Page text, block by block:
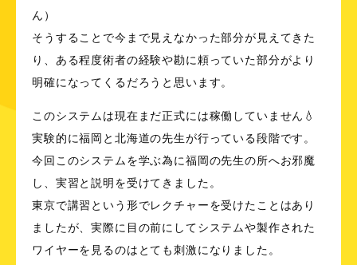
ん）
そうすることで今まで見えなかった部分が見えてきた
り、ある程度術者の経験や勘に頼っていた部分がより
明確になってくるだろうと思います。
このシステムは現在まだ正式には稼働していません💧
実験的に福岡と北海道の先生が行っている段階です。
今回このシステムを学ぶ為に福岡の先生の所へお邪魔
し、実習と説明を受けてきました。
東京で講習という形でレクチャーを受けたことはあり
ましたが、実際に目の前にしてシステムや製作された
ワイヤーを見るのはとても刺激になりました。